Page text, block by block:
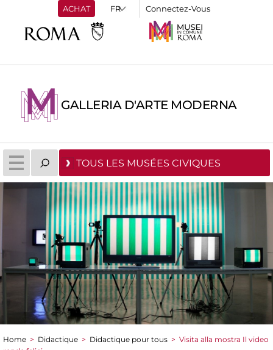
ACHAT Connectez-Vous
GALLERIA D'ARTE MODERNA
TOUS LES MUSÉES CIVIQUES
Home > Didactique > Didactique pour tous > Visita alla mostra Il video